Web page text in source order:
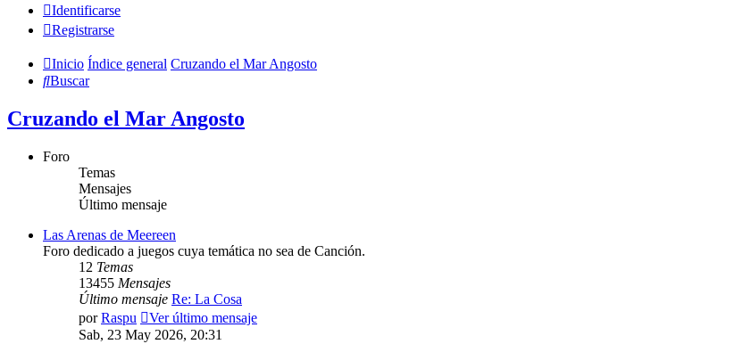
Identificarse
Registrarse
Inicio Índice general Cruzando el Mar Angosto
Buscar
Cruzando el Mar Angosto
Foro
Temas
Mensajes
Último mensaje
Las Arenas de Meereen
Foro dedicado a juegos cuya temática no sea de Canción.
12 Temas
13455 Mensajes
Último mensaje Re: La Cosa
porRaspu
Ver último mensaje
Sab, 23 May 2026, 20:31